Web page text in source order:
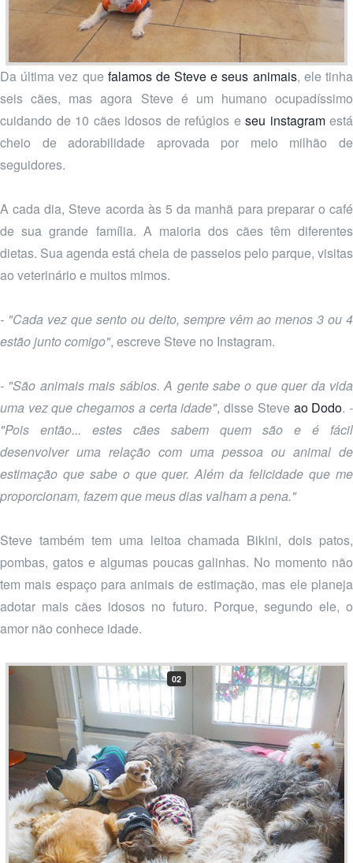
Da última vez que falamos de Steve e seus animais, ele tinha
seis cães, mas agora Steve é um humano ocupadíssimo
cuidando de 10 cães idosos de refúgios e seu instagramestá
cheio de adorabilidade aprovada por meio milhão de
seguidores.
A cada dia, Steve acorda às 5 da manhã para preparar o café
de sua grande família. A maioria dos cães têm diferentes
dietas. Sua agenda está cheia de passeios pelo parque, visitas
ao veterinário e muitos mimos.
- "Cada vez que sento ou deito, sempre vêm ao menos 3 ou 4
estão junto comigo", escreve Steve no Instagram.
- "São animais mais sábios. A gente sabe o que quer da vida
uma vez que chegamos a certa idade", disse Steve ao Dodo. -
"Pois então... estes cães sabem quem são e é fácil
desenvolver uma relação com uma pessoa ou animal de
estimação que sabe o que quer. Além da felicidade que me
proporcionam, fazem que meus dias valham a pena."
Steve também tem uma leitoa chamada Bikini, dois patos,
pombas, gatos e algumas poucas galinhas. No momento não
tem mais espaço para animais de estimação, mas ele planeja
adotar mais cães idosos no futuro. Porque, segundo ele, o
amor não conhece idade.
02